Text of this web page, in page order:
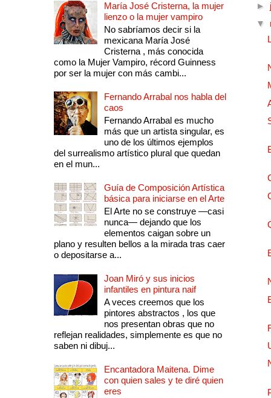
María José Cristerna, la mujer
lienzo o la mujer vampiro
No sabríamos decir si la
mexicana María José
Cristerna , más conocida
como la Mujer Vampiro, récord Guinness
por ser la mujer con más cambi...
Fernando Arrabal nos habla del
caos
Fernando Arrabal es mucho
más que un artista singular, es
uno de los últimos ejemplos
del surrealismo artístico plural que quedan
en el mun...
Guía de Composición Artística
básica para iniciarse en el Arte
El Arte no se construye —casi
nunca— dejando que los
elementos caigan sobre un
plano y resulten bellos a la mirada tras caer
o depositarse a...
Joan Miró y sus inicios
infantiles en pintura naif
A veces creemos que los
pintores abstractos , los que
nos presentan obras que no
reflejan realidades, simplemente es que no
saben ni dibuj...
Encantadora Maitena. Dime
con quien sales y te diré quien
eres
►
▼